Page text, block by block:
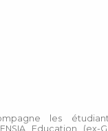
les
Education (ex-